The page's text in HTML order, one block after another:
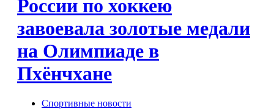
России по хоккею
завоевала золотые медали
на Олимпиаде в
Пхёнчхане
Спортивные новости